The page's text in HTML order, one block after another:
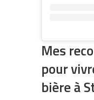
Mes
pour
bière à